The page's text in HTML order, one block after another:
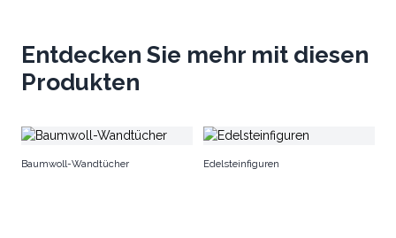
Entdecken Sie mehr mit diesen
Produkten
Baumwoll-Wandtücher Edelsteinfiguren